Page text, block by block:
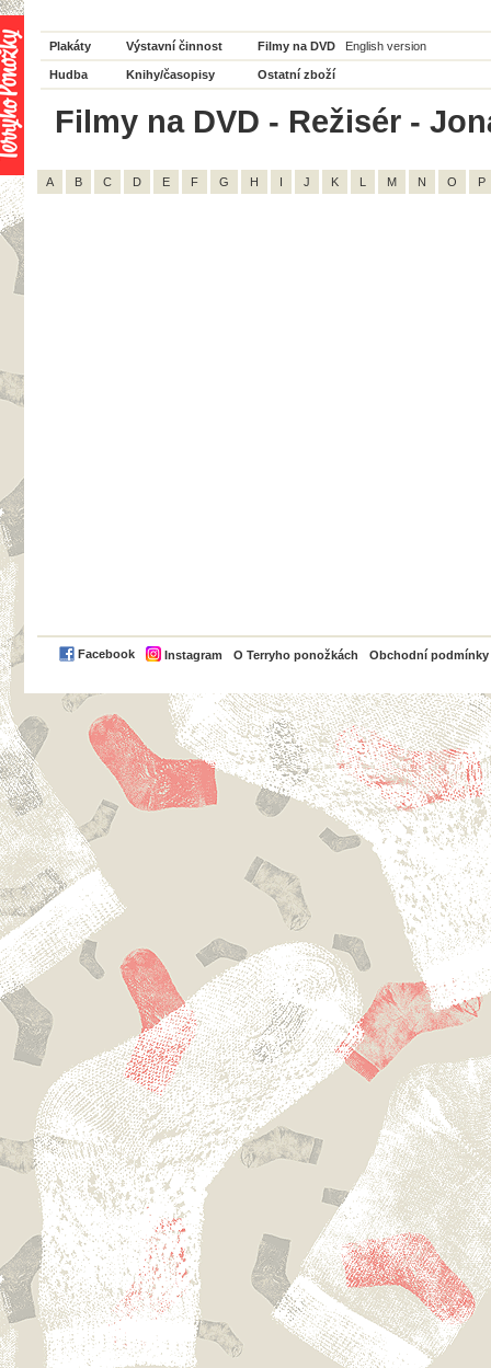
Plakáty Výstavní činnost Filmy na DVD English version
Hudba Knihy/časopisy Ostatní zboží
Filmy na DVD - Režisér -
A B C D E F G H I J K L M N O P
Facebook Instagram O Terryho ponožkách Obchodní podmínky
PayPal